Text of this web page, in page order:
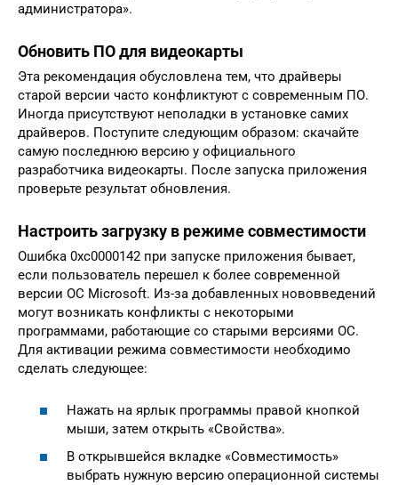
администратора».
Обновить ПО для видеокарты
Эта рекомендация обусловлена тем, что драйверы
старой версии часто конфликтуют с современным ПО.
Иногда присутствуют неполадки в установке самих
драйверов. Поступите следующим образом: скачайте
самую последнюю версию у официального
разработчика видеокарты. После запуска приложения
проверьте результат обновления.
Настроить загрузку в режиме совместимости
Ошибка 0xc0000142 при запуске приложения бывает,
если пользователь перешел к более современной
версии ОС Microsoft. Из-за добавленных нововведений
могут возникать конфликты с некоторыми
программами, работающие со старыми версиями ОС.
Для активации режима совместимости необходимо
сделать следующее:
Нажать на ярлык программы правой кнопкой
мыши, затем открыть «Свойства».
В открывшейся вкладке «Совместимость»
выбрать нужную версию операционной системы